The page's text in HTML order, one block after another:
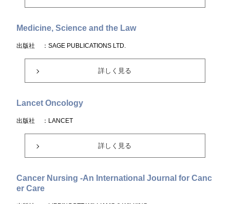
Medicine, Science and the Law
出版社 ：SAGE PUBLICATIONS LTD.
詳しく見る
Lancet Oncology
出版社 ：LANCET
詳しく見る
Cancer Nursing -An International Journal for Canc
er Care